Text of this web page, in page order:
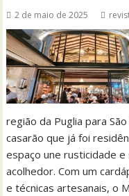
2 de maio de 2025
região da Puglia para
casarão que já foi
espaço une rusticidade
acolhedor. Com um
e técnicas artesanais, o